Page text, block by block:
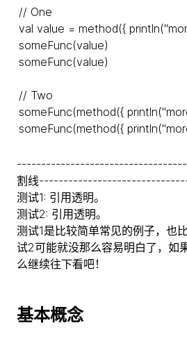
// One
val value = method({
someFunc(value)
someFunc(value)
// Two
someFunc(method({
someFunc(method({
割线
测试1: 引用透明。
测试2: 引用透明。
测试1是比较简单常见的例子，也
试2可能就没那么容易明白了，如
么继续往下看吧！
基本概念